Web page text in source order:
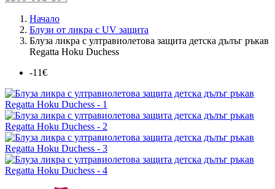
Начало
Блузи от ликра с UV защита
Блуза ликра с ултравиолетова защита детска дълъг ръкав
Regatta Hoku Duchess
-11€